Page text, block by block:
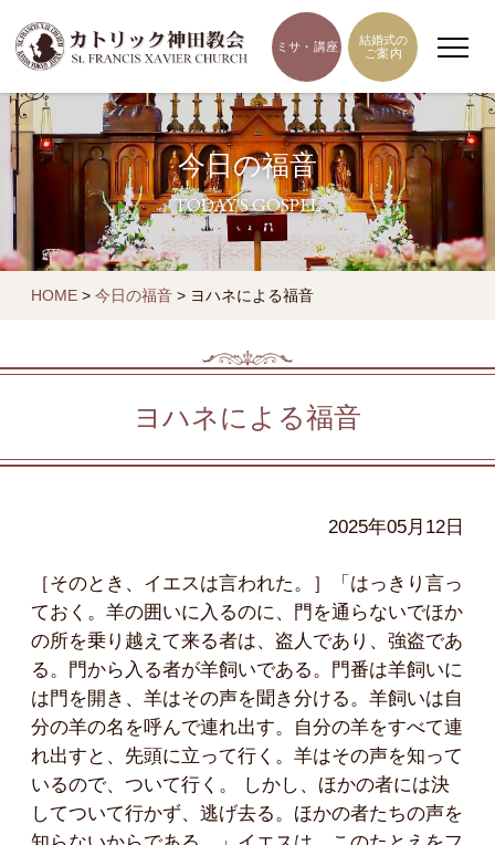
ミサ・講座
結婚式の
ご案内
今日の福音
TODAY'S GOSPEL
HOME > 今日の福音 > ヨハネによる福音
ヨハネによる福音
2025年05月12日
［そのとき、イエスは言われた。］「はっきり言っ
ておく。羊の囲いに入るのに、門を通らないでほか
の所を乗り越えて来る者は、盗人であり、強盗であ
る。門から入る者が羊飼いである。門番は羊飼いに
は門を開き、羊はその声を聞き分ける。羊飼いは自
分の羊の名を呼んで連れ出す。自分の羊をすべて連
れ出すと、先頭に立って行く。羊はその声を知って
いるので、ついて行く。 しかし、ほかの者には決
してついて行かず、逃げ去る。ほかの者たちの声を